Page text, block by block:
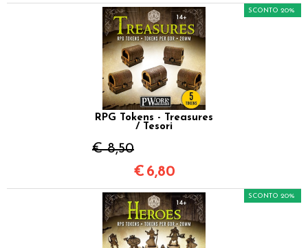
RPG Tokens - Treasures
/ Tesori
€ 8,50
SCONTO 20%
€ 6,80
SCONTO 20%